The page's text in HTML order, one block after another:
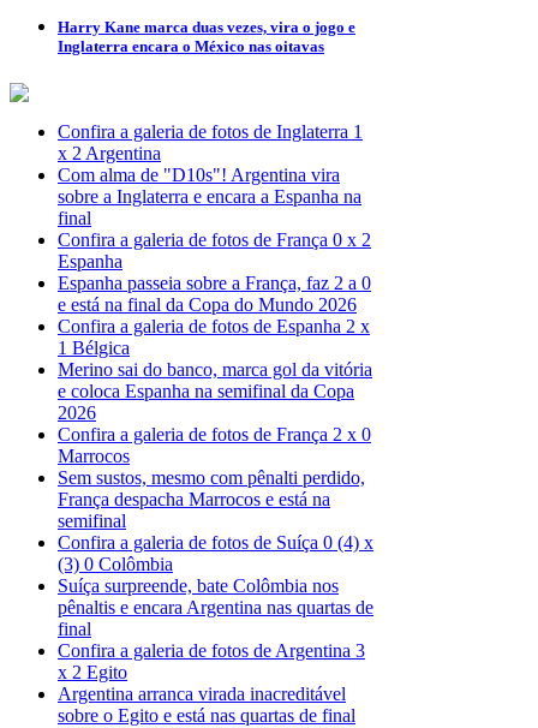
Harry Kane marca duas vezes, vira o jogo e
Inglaterra encara o México nas oitavas
Confira a galeria de fotos de Inglaterra 1
x 2 Argentina
Com alma de "D10s"! Argentina vira
sobre a Inglaterra e encara a Espanha na
final
Confira a galeria de fotos de França 0 x 2
Espanha
Espanha passeia sobre a França, faz 2 a 0
e está na final da Copa do Mundo 2026
Confira a galeria de fotos de Espanha 2 x
1 Bélgica
Merino sai do banco, marca gol da vitória
e coloca Espanha na semifinal da Copa
2026
Confira a galeria de fotos de França 2 x 0
Marrocos
Sem sustos, mesmo com pênalti perdido,
França despacha Marrocos e está na
semifinal
Confira a galeria de fotos de Suíça 0 (4) x
(3) 0 Colômbia
Suíça surpreende, bate Colômbia nos
pênaltis e encara Argentina nas quartas de
final
Confira a galeria de fotos de Argentina 3
x 2 Egito
Argentina arranca virada inacreditável
sobre o Egito e está nas quartas de final